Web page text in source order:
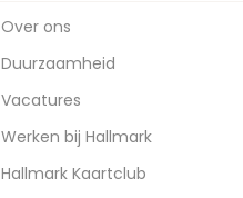
Over ons
Duurzaamheid
Vacatures
Werken bij Hallmark
Hallmark Kaartclub